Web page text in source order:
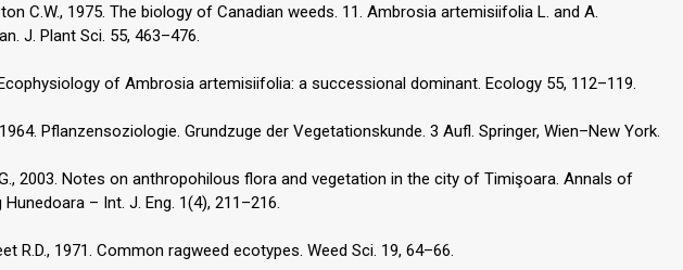
C.W., 1975. The biology of Canadian weeds. 11. Ambrosia artemisiifolia L. and A.
J. Plant Sci. 55, 463–476.
of Ambrosia artemisiifolia: a successional dominant. Ecology 55, 112–119.
Pflanzensoziologie. Grundzuge der Vegetationskunde. 3 Aufl. Springer, Wien–New York.
2003. Notes on anthropohilous flora and vegetation in the city of Timişoara. Annals of
Hunedoara – Int. J. Eng. 1(4), 211–216.
R.D., 1971. Common ragweed ecotypes. Weed Sci. 19, 64–66.